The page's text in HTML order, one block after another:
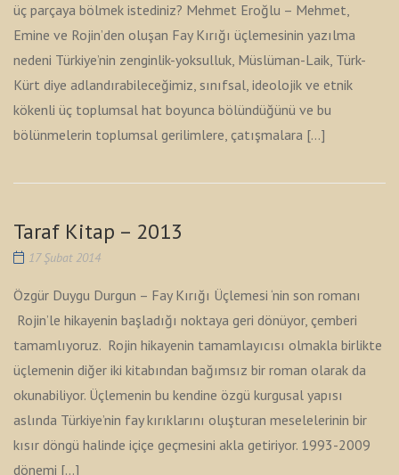
üç parçaya bölmek istediniz? Mehmet Eroğlu – Mehmet,
Emine ve Rojin’den oluşan Fay Kırığı üçlemesinin yazılma
nedeni Türkiye’nin zenginlik-yoksulluk, Müslüman-Laik, Türk-
Kürt diye adlandırabileceğimiz, sınıfsal, ideolojik ve etnik
kökenli üç toplumsal hat boyunca bölündüğünü ve bu
bölünmelerin toplumsal gerilimlere, çatışmalara […]
Taraf Kitap – 2013
17 Şubat 2014
Özgür Duygu Durgun – Fay Kırığı Üçlemesi ‘nin son romanı
Rojin’le hikayenin başladığı noktaya geri dönüyor, çemberi
tamamlıyoruz. Rojin hikayenin tamamlayıcısı olmakla birlikte
üçlemenin diğer iki kitabından bağımsız bir roman olarak da
okunabiliyor. Üçlemenin bu kendine özgü kurgusal yapısı
aslında Türkiye’nin fay kırıklarını oluşturan meselelerinin bir
kısır döngü halinde içiçe geçmesini akla getiriyor. 1993-2009
dönemi […]